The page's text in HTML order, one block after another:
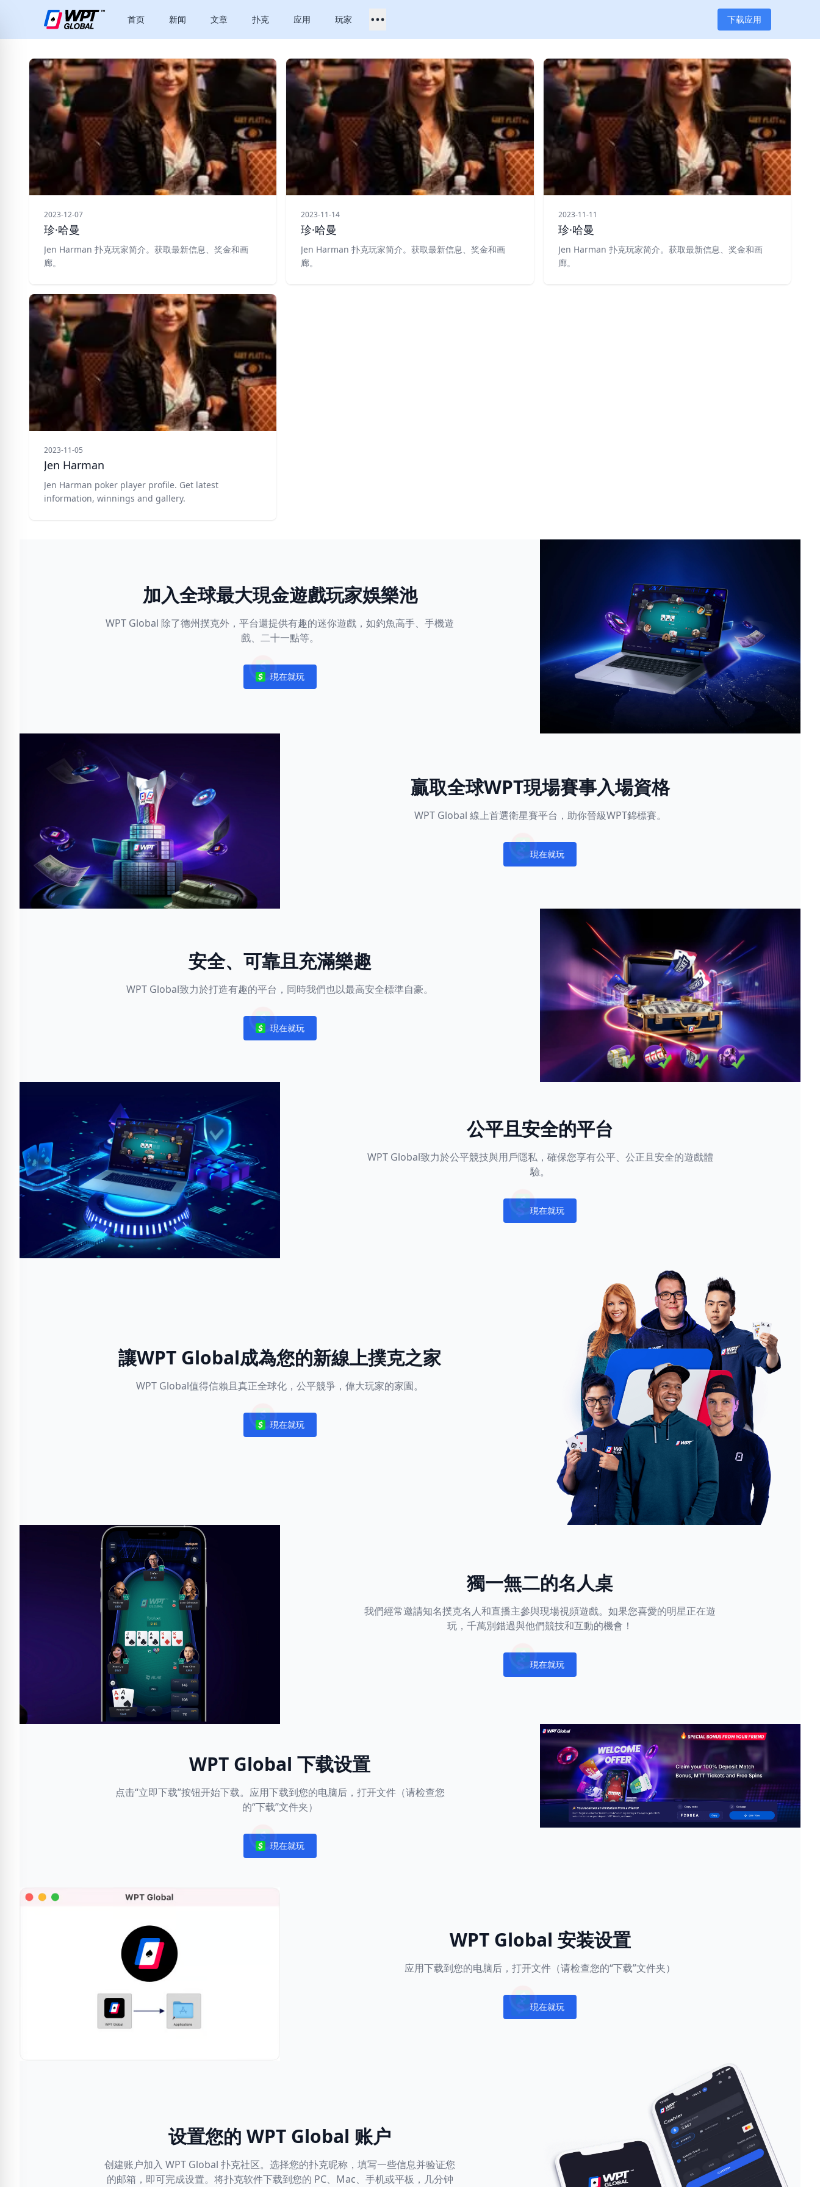
首页 新闻 文章 扑克 应用 玩家 下载应用
2023-12-07
珍·哈曼
Jen Harman 扑克玩家简介。获取最新信息、奖金和画
廊。
2023-11-14
珍·哈曼
Jen Harman 扑克玩家简介。获取最新信息、奖金和画
廊。
2023-11-11
珍·哈曼
Jen Harman 扑克玩家简介。获取最新信息、奖金和画
廊。
2023-11-05
Jen Harman
Jen Harman poker player profile. Get latest
information, winnings and gallery.
加入全球最大現金遊戲玩家娛樂池
WPT Global 除了德州撲克外，平台還提供有趣的迷你遊戲，如釣魚高手、手機遊
戲、二十一點等。
Notifications
現在就玩
贏取全球WPT現場賽事入場資格
WPT Global 線上首選衛星賽平台，助你晉級WPT錦標賽。
Notifications
現在就玩
安全、可靠且充滿樂趣
WPT Global致力於打造有趣的平台，同時我們也以最高安全標準自豪。
Notifications
現在就玩
公平且安全的平台
WPT Global致力於公平競技與用戶隱私，確保您享有公平、公正且安全的遊戲體
驗。
Notifications
現在就玩
讓WPT Global成為您的新線上撲克之家
WPT Global值得信賴且真正全球化，公平競爭，偉大玩家的家園。
Notifications
現在就玩
獨一無二的名人桌
我們經常邀請知名撲克名人和直播主參與現場視頻遊戲。如果您喜愛的明星正在遊
玩，千萬別錯過與他們競技和互動的機會！
Notifications
現在就玩
WPT Global 下载设置
点击“立即下载”按钮开始下载。应用下载到您的电脑后，打开文件（请检查您
的“下载”文件夹）
Notifications
現在就玩
WPT Global 安装设置
应用下载到您的电脑后，打开文件（请检查您的“下载”文件夹）
Notifications
現在就玩
设置您的 WPT Global 账户
创建账户加入 WPT Global 扑克社区。选择您的扑克昵称，填写一些信息并验证您
的邮箱，即可完成设置。将扑克软件下载到您的 PC、Mac、手机或平板，几分钟